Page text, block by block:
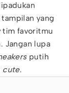
yang
tim favoritmu
Jangan lupa
putih
cute.